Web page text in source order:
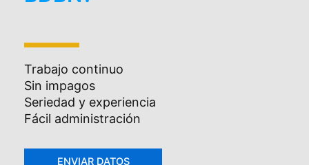
Trabajo continuo
Sin impagos
Seriedad y experiencia
Fácil administración